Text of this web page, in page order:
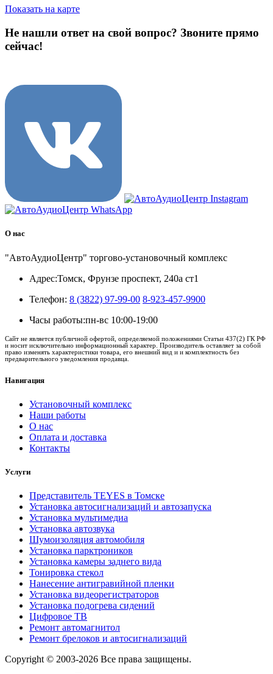
Показать на карте
Не нашли ответ на свой вопрос? Звоните прямо
сейчас!
О нас
"АвтоАудиоЦентр" торгово-установочный комплекс
Адрес:Томск, Фрунзе проспект, 240а ст1
Телефон: 8 (3822) 97-99-00 8-923-457-9900
Часы работы:пн-вс 10:00-19:00
Сайт не является публичной офертой, определяемой положениями Статьи 437(2) ГК РФ
и носит исключительно информационный характер. Производитель оставляет за собой
право изменять характеристики товара, его внешний вид и и комплектность без
предварительного уведомления продавца.
Навигация
Установочный комплекс
Наши работы
О нас
Оплата и доставка
Контакты
Услуги
Представитель TEYES в Томске
Установка автосигнализаций и автозапуска
Установка мультимедиа
Установка автозвука
Шумоизоляция автомобиля
Установка парктроников
Установка камеры заднего вида
Тонировка стекол
Нанесение антигравийной пленки
Установка видеорегистраторов
Установка подогрева сидений
Цифровое ТВ
Ремонт автомагнитол
Ремонт брелоков и автосигнализаций
Copyright © 2003-2026 Все права защищены.